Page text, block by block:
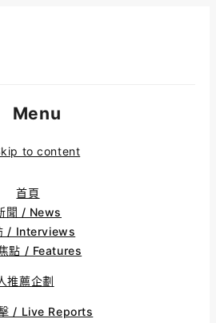
Menu
to content
首頁
聞 / News
/ Interviews
點 / Features
推薦企劃
/ Live Reports